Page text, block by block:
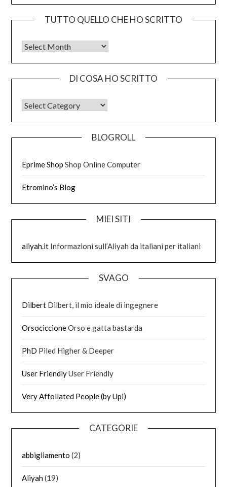
TUTTO QUELLO CHE HO SCRITTO
Tutto quello che ho scritto
DI COSA HO SCRITTO
DI COSA HO SCRITTO
BLOGROLL
Eprime Shop Shop Online Computer
Etromino’s Blog
MIEI SITI
aliyah.it Informazioni sull’Aliyah da italiani per italiani
SVAGO
Dilbert Dilbert, il mio ideale di ingegnere
OrsociccioneOrso e gatta bastarda
PhD Piled Higher & Deeper
User FriendlyUser Friendly
Very Affollated People (by Upi)
CATEGORIE
abbigliamento (2)
Aliyah(19)